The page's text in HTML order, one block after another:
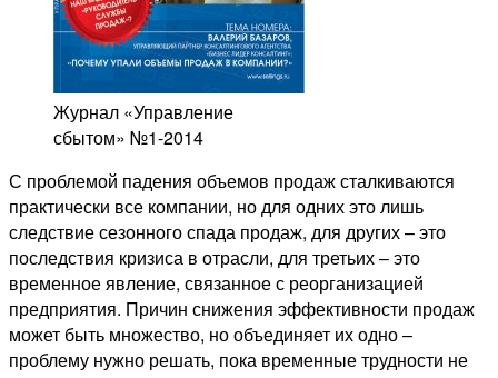
Журнал «Управление
сбытом» №1-2014
С проблемой падения объемов продаж сталкиваются
практически все компании, но для одних это лишь
следствие сезонного спада продаж, для других – это
последствия кризиса в отрасли, для третьих – это
временное явление, связанное с реорганизацией
предприятия. Причин снижения эффективности продаж
может быть множество, но объединяет их одно –
проблему нужно решать, пока временные трудности не